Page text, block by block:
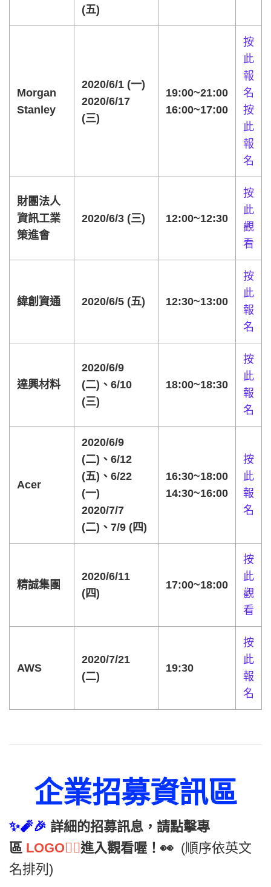
(五)
Morgan
Stanley
2020/6/1 (一)
2020/6/17
(三)
19:00~21:00
16:00~17:00
按
此
報
名
按
此
報
名
財團法人
資訊工業
策進會
2020/6/3 (三) 12:00~12:30
按
此
觀
看
緯創資通 2020/6/5 (五) 12:30~13:00
按
此
報
名
達興材料
2020/6/9
(二)、6/10
(三)
18:00~18:30
按
此
報
名
Acer
2020/6/9
(二)、6/12
(五)、6/22
(一)
2020/7/7
(二)、7/9 (四)
16:30~18:00
14:30~16:00
按
此
報
名
精誠集團
2020/6/11
(四)
17:00~18:00
按
此
觀
看
AWS
2020/7/21
(二)
19:30
按
此
報
名
企業招募資訊區
✨🧨🎉 詳細的招募訊息，請點擊專
區 LOGO👈🏻進入觀看喔！👀 (順序依英文
名排列)